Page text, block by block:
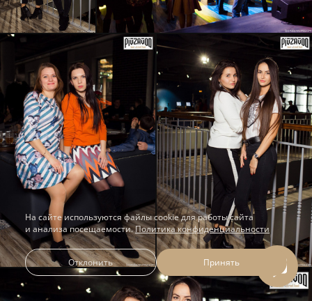
На сайте используются файлы cookie для работы сайта
и анализа посещаемости.Политика конфиденциальности
Отклонить Принять